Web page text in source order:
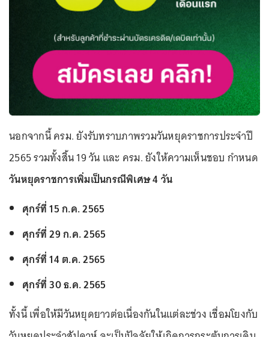
นอกจากนี้ ครม. ยังรับทราบภาพรวมวันหยุดราชการประจำปี
2565 รวมทั้งสิ้น 19 วัน และ ครม. ยังให้ความเห็นชอบ กำหนด
วันหยุดราชการเพิ่มเป็นกรณีพิเศษ 4 วัน
ศุกร์ที่ 15 ก.ค. 2565
ศุกร์ที่ 29 ก.ค. 2565
ศุกร์ที่ 14 ต.ค. 2565
ศุกร์ที่ 30 ธ.ค. 2565
ทั้งนี้ เพื่อให้มีวันหยุดยาวต่อเนื่องกันในแต่ละช่วง เชื่อมโยงกับ